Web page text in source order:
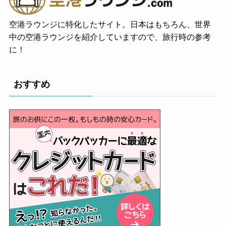
空港ラウンジに特化したサイト。日本はもちろん、世界
中の空港ラウンジを紹介していますので、旅行時の参考
に！
おすすめ